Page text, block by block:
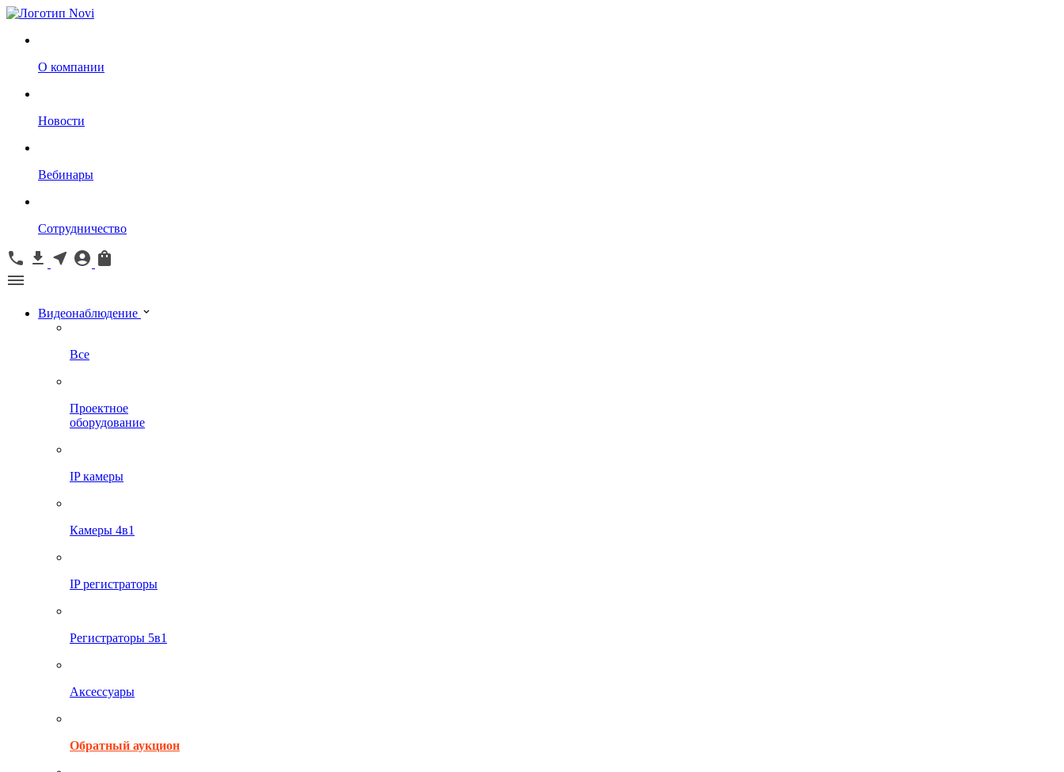
О компании
Новости
Вебинары
Сотрудничество
Видеонаблюдение
Все
Проектное
оборудование
IP камеры
Камеры 4в1
IP регистраторы
Регистраторы 5в1
Аксессуары
Обратный аукцион